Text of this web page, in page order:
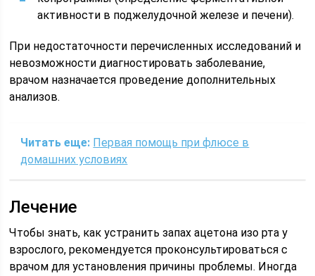
активности в поджелудочной железе и печени).
При недостаточности перечисленных исследований и
невозможности диагностировать заболевание,
врачом назначается проведение дополнительных
анализов.
Читать еще: Первая помощь при флюсе в
домашних условиях
Лечение
Чтобы знать, как устранить запах ацетона изо рта у
взрослого, рекомендуется проконсультироваться с
врачом для установления причины проблемы. Иногда